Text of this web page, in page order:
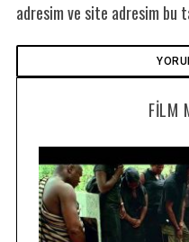
adresim ve site adresim bu
FILM